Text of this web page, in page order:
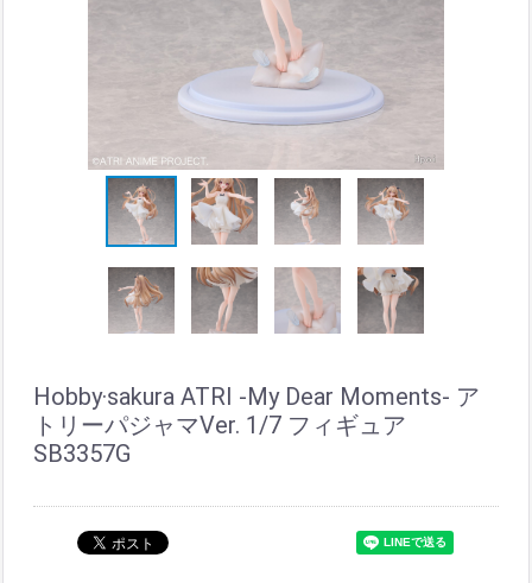
Hobby·sakura ATRI -My Dear Moments- ア
トリーパジャマVer. 1/7 フィギュア
SB3357G